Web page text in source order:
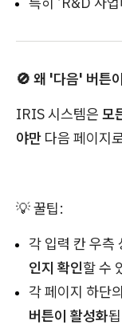
🚫 왜 '다음' 버튼
IRIS 시스템은 모
야만 다음 페이지
💡 꿀팁:
각 입력 칸 우측
인지 확인할 수
각 페이지 하단
버튼이 활성화